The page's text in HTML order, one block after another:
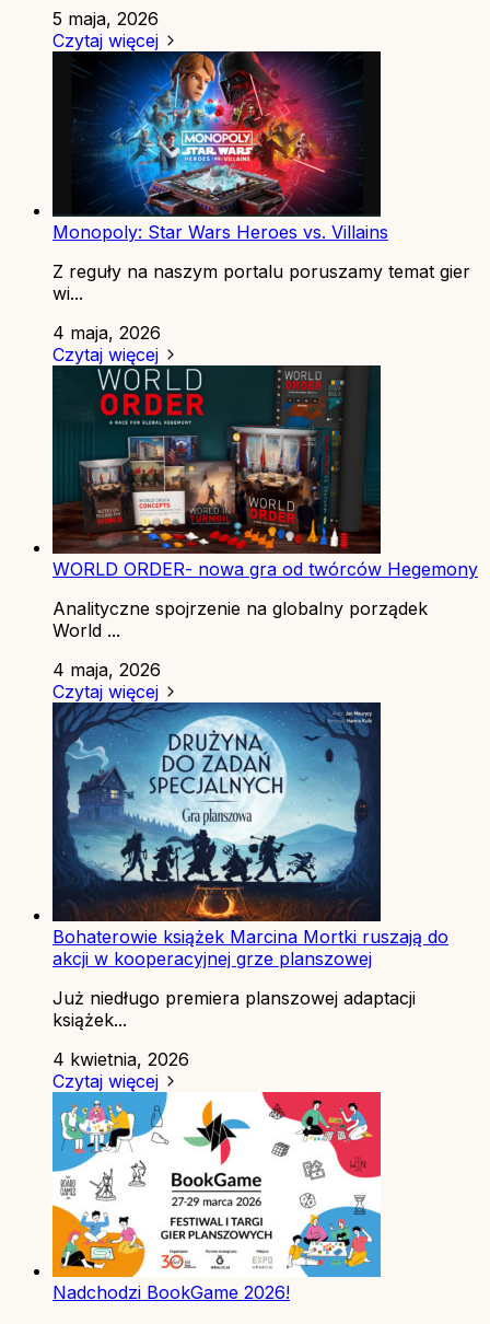
5 maja, 2026
Czytaj więcej
Monopoly: Star Wars Heroes vs. Villains
Z reguły na naszym portalu poruszamy temat gier
wi...
4 maja, 2026
Czytaj więcej
WORLD ORDER- nowa gra od twórców Hegemony
Analityczne spojrzenie na globalny porządek
World ...
4 maja, 2026
Czytaj więcej
Bohaterowie książek Marcina Mortki ruszają do
akcji w kooperacyjnej grze planszowej
Już niedługo premiera planszowej adaptacji
książek...
4 kwietnia, 2026
Czytaj więcej
Nadchodzi BookGame 2026!